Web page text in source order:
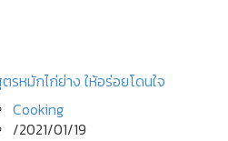
รหมักไก่ย่าง ให้อร่อยโดนใจ
Cooking
/2021/01/19